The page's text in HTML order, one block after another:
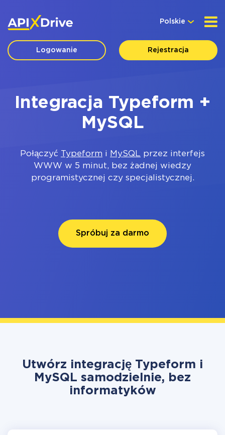
Polskie
Logowanie Rejestracja
Integracja Typeform +
MySQL
Połączyć Typeform i MySQL przez interfejs
WWW w 5 minut, bez żadnej wiedzy
programistycznej czy specjalistycznej.
Spróbuj za darmo
Utwórz integrację Typeform i
MySQL samodzielnie, bez
informatyków